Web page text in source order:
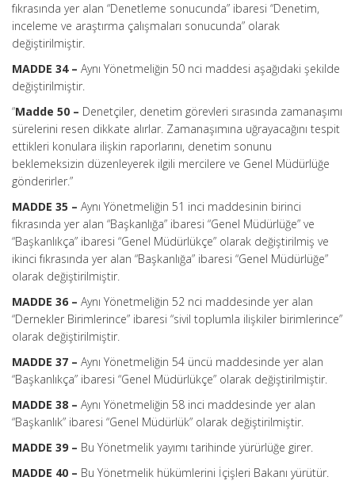
fıkrasında yer alan “Denetleme sonucunda” ibaresi “Denetim,
inceleme ve araştırma çalışmaları sonucunda” olarak
değiştirilmiştir.
MADDE 34 – Aynı Yönetmeliğin 50 nci maddesi aşağıdaki şekilde
değiştirilmiştir.
“Madde 50 – Denetçiler, denetim görevleri sırasında zamanaşımı
sürelerini resen dikkate alırlar. Zamanaşımına uğrayacağını tespit
ettikleri konulara ilişkin raporlarını, denetim sonunu
beklemeksizin düzenleyerek ilgili mercilere ve Genel Müdürlüğe
gönderirler.”
MADDE 35 – Aynı Yönetmeliğin 51 inci maddesinin birinci
fıkrasında yer alan “Başkanlığa” ibaresi “Genel Müdürlüğe” ve
“Başkanlıkça” ibaresi “Genel Müdürlükçe” olarak değiştirilmiş ve
ikinci fıkrasında yer alan “Başkanlığa” ibaresi “Genel Müdürlüğe”
olarak değiştirilmiştir.
MADDE 36 – Aynı Yönetmeliğin 52 nci maddesinde yer alan
“Dernekler Birimlerince” ibaresi “sivil toplumla ilişkiler birimlerince”
olarak değiştirilmiştir.
MADDE 37 – Aynı Yönetmeliğin 54 üncü maddesinde yer alan
“Başkanlıkça” ibaresi “Genel Müdürlükçe” olarak değiştirilmiştir.
MADDE 38 – Aynı Yönetmeliğin 58 inci maddesinde yer alan
“Başkanlık” ibaresi “Genel Müdürlük” olarak değiştirilmiştir.
MADDE 39 – Bu Yönetmelik yayımı tarihinde yürürlüğe girer.
MADDE 40 – Bu Yönetmelik hükümlerini İçişleri Bakanı yürütür.